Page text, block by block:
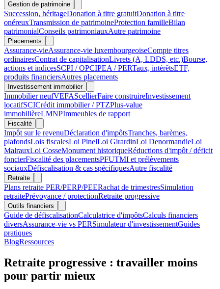
Gestion de patrimoine
Succession, héritageDonation à titre gratuitDonation à titre
onéreuxTransmission de patrimoineProtection familleBilan
patrimonialConseils patrimoniauxAutre patrimoine
Placements
Assurance-vieAssurance-vie luxembourgeoiseCompte titres
ordinairesContrat de capitalisationLivrets (A, LDDS, etc.)Bourse,
actions et indicesSCPI / OPCIPEA / PERTaux, intérêtsETF,
produits financiersAutres placements
Investissement immobilier
Immobilier neufVEFAScellierFaire construireInvestissement
locatifSCICrédit immobilier / PTZPlus-value
immobilièreLMNPImmeubles de rapport
Fiscalité
Impôt sur le revenuDéclaration d'impôtsTranches, barèmes,
plafondsLois fiscalesLoi PinelLoi GirardinLoi DenormandieLoi
MalrauxLoi CosseMonument historiqueRéductions d'impôt / déficit
foncierFiscalité des placementsPFUTMI et prélèvements
sociauxDéfiscalisation & cas spécifiquesAutre fiscalité
Retraite
Plans retraite PER/PERP/PEERachat de trimestresSimulation
retraitePrévoyance / protectionRetraite progressive
Outils financiers
Guide de défiscalisationCalculatrice d'impôtsCalculs financiers
diversAssurance-vie vs PERSimulateur d'investissementGuides
pratiques
BlogRessources
Retraite progressive : travailler moins
pour partir mieux